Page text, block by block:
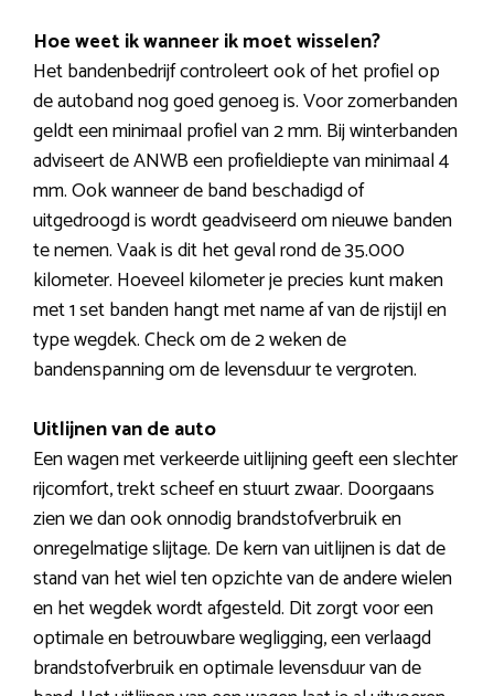
Hoe weet ik wanneer ik moet wisselen?
Het bandenbedrijf controleert ook of het profiel op
de autoband nog goed genoeg is. Voor zomerbanden
geldt een minimaal profiel van 2 mm. Bij winterbanden
adviseert de ANWB een profieldiepte van minimaal 4
mm. Ook wanneer de band beschadigd of
uitgedroogd is wordt geadviseerd om nieuwe banden
te nemen. Vaak is dit het geval rond de 35.000
kilometer. Hoeveel kilometer je precies kunt maken
met 1 set banden hangt met name af van de rijstijl en
type wegdek. Check om de 2 weken de
bandenspanning om de levensduur te vergroten.
Uitlijnen van de auto
Een wagen met verkeerde uitlijning geeft een slechter
rijcomfort, trekt scheef en stuurt zwaar. Doorgaans
zien we dan ook onnodig brandstofverbruik en
onregelmatige slijtage. De kern van uitlijnen is dat de
stand van het wiel ten opzichte van de andere wielen
en het wegdek wordt afgesteld. Dit zorgt voor een
optimale en betrouwbare wegligging, een verlaagd
brandstofverbruik en optimale levensduur van de